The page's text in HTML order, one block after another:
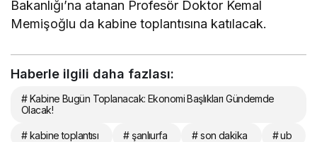
Bakanlığı’na atanan Profesör Doktor Kemal
Memişoğlu da kabine toplantısına katılacak.
Haberle ilgili daha fazlası:
# Kabine Bugün Toplanacak: Ekonomi Başlıkları Gündemde
Olacak!
# kabine toplantısı # şanlıurfa # son dakika # ub